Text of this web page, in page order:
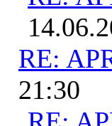
RE:
21:30